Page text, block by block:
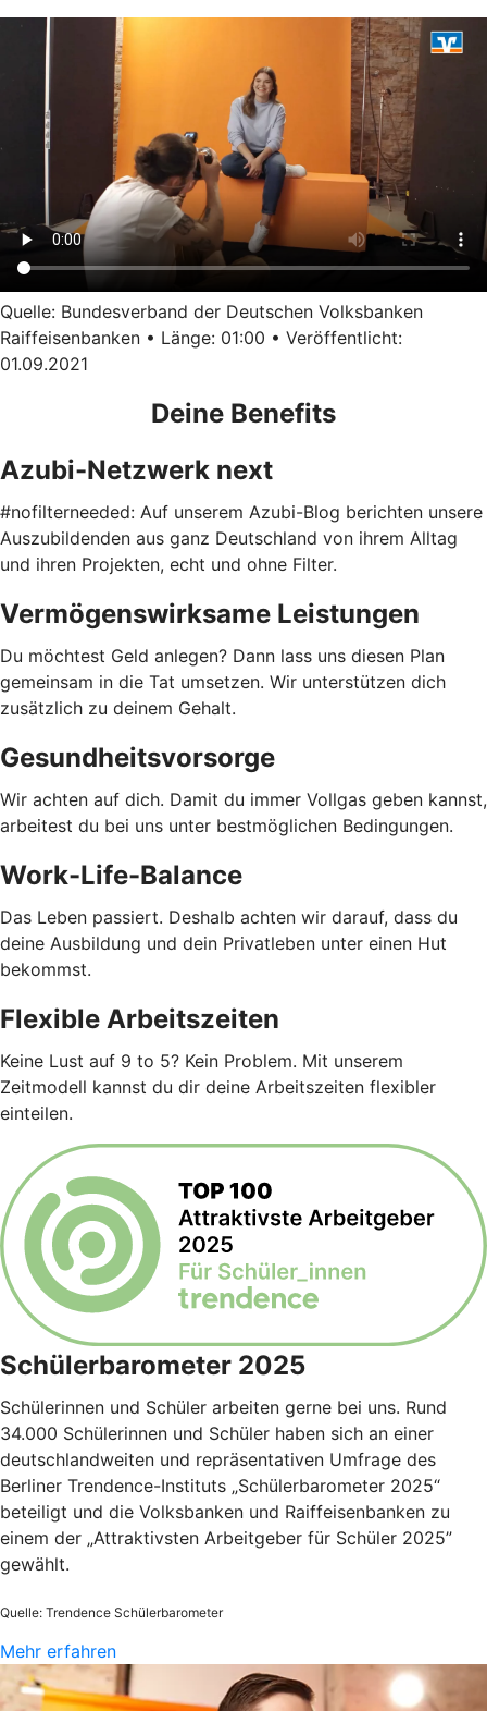
Quelle: Bundesverband der Deutschen Volksbanken
Raiffeisenbanken • Länge: 01:00 • Veröffentlicht:
01.09.2021
Deine Benefits
Azubi-Netzwerk next
#nofilterneeded: Auf unserem Azubi-Blog berichten unsere
Auszubildenden aus ganz Deutschland von ihrem Alltag
und ihren Projekten, echt und ohne Filter.
Vermögenswirksame Leistungen
Du möchtest Geld anlegen? Dann lass uns diesen Plan
gemeinsam in die Tat umsetzen. Wir unterstützen dich
zusätzlich zu deinem Gehalt.
Gesundheitsvorsorge
Wir achten auf dich. Damit du immer Vollgas geben kannst,
arbeitest du bei uns unter bestmöglichen Bedingungen.
Work-Life-Balance
Das Leben passiert. Deshalb achten wir darauf, dass du
deine Ausbildung und dein Privatleben unter einen Hut
bekommst.
Flexible Arbeitszeiten
Keine Lust auf 9 to 5? Kein Problem. Mit unserem
Zeitmodell kannst du dir deine Arbeitszeiten flexibler
einteilen.
Schülerbarometer 2025
Schülerinnen und Schüler arbeiten gerne bei uns. Rund
34.000 Schülerinnen und Schüler haben sich an einer
deutschlandweiten und repräsentativen Umfrage des
Berliner Trendence-Instituts „Schülerbarometer 2025“
beteiligt und die Volksbanken und Raiffeisenbanken zu
einem der „Attraktivsten Arbeitgeber für Schüler 2025”
gewählt.
Quelle: Trendence Schülerbarometer
Mehr erfahren